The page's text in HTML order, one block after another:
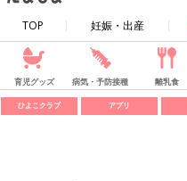
TOP 妊娠・出産
育児グッズ 病気・予防接種 離乳食
ひよこクラブ アプリ